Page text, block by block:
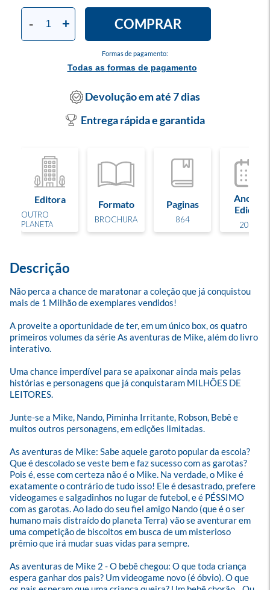
Formas de pagamento:
Todas as formas de pagamento
- + COMPRAR
Devolução em até 7 dias
Entrega rápida e garantida
Editora
OUTRO
PLANETA
Formato
BROCHURA
Paginas
864
Ano de
Edição
2025
Descrição
Não perca a chance de maratonar a coleção que já conquistou
mais de 1 Milhão de exemplares vendidos!
A proveite a oportunidade de ter, em um único box, os quatro
primeiros volumes da série As aventuras de Mike, além do livro
interativo.
Uma chance imperdível para se apaixonar ainda mais pelas
histórias e personagens que já conquistaram MILHÕES DE
LEITORES.
Junte-se a Mike, Nando, Piminha Irritante, Robson, Bebê e
muitos outros personagens, em edições limitadas.
As aventuras de Mike: Sabe aquele garoto popular da escola?
Que é descolado se veste bem e faz sucesso com as garotas?
Pois é, esse com certeza não é o Mike. Na verdade, o Mike é
exatamente o contrário de tudo isso! Ele é desastrado, prefere
videogames e salgadinhos no lugar de futebol, e é PÉSSIMO
com as garotas. Ao lado do seu fiel amigo Nando (que é o ser
humano mais distraído do planeta Terra) vão se aventurar em
uma competição de biscoitos em busca de um misterioso
prêmio que irá mudar suas vidas para sempre.
As aventuras de Mike 2 - O bebê chegou: O que toda criança
espera ganhar dos pais? Um videogame novo (é óbvio). O que